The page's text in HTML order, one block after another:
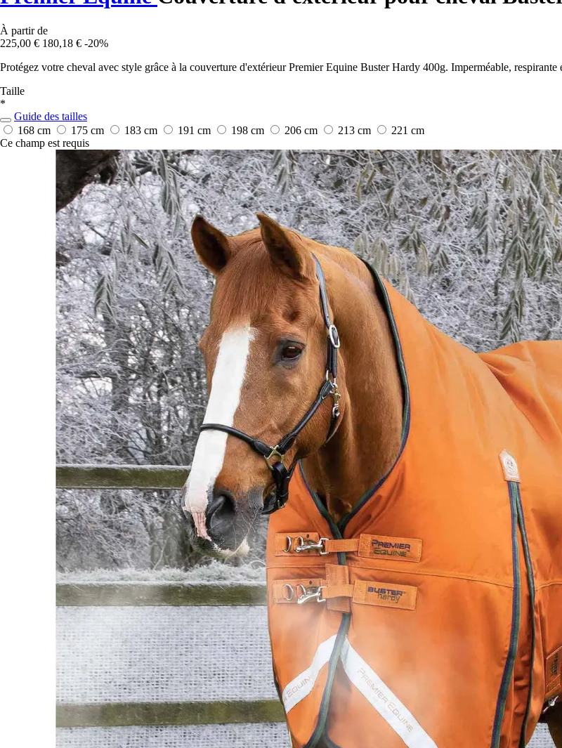
À partir de
225,00 € 180,18 € -20%
Protégez votre cheval avec style grâce à la couverture d'extérieur Premier Equine Buster Hardy 400g. Imperméable,
Taille
*
Guide des tailles
168 cm
175 cm 183 cm 191 cm 198 cm 206 cm 213 cm
221 cm
Ce champ est requis